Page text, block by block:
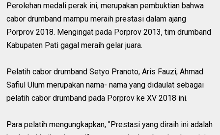
Perolehan medali perak ini, merupakan pembuktian bahwa
cabor drumband mampu meraih prestasi dalam ajang
Porprov 2018. Mengingat pada Porprov 2013, tim drumband
Kabupaten Pati gagal meraih gelar juara.
Pelatih cabor drumband Setyo Pranoto, Aris Fauzi, Ahmad
Safiul Ulum merupakan nama- nama yang didaulat sebagai
pelatih cabor drumband pada Porprov ke XV 2018 ini.
Para pelatih mengungkapkan, "Prestasi yang diraih ini adalah